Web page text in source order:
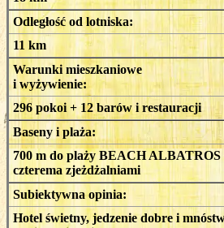
Odległość od lotniska:
11 km
Warunki mieszkaniowe
i wyżywienie:
296 pokoi + 12 barów i restauracji
Baseny i plaża:
700 m do plaży BEACH
czterema zjeżdżalniami
Subiektywna opinia:
Hotel świetny, jedzenie dobre i